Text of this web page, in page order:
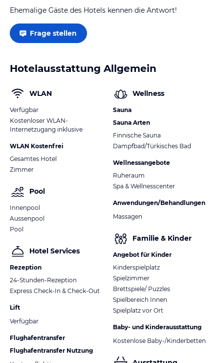
Ehemalige Gäste des Hotels kennen die Antwort!
Frage stellen
Hotelausstattung Allgemein
WLAN
Verfügbar
Kostenloser WLAN-
Internetzugang inklusive
WLAN Kostenfrei
Gesamtes Hotel
Zimmer
Pool
Innenpool
Aussenpool
Pool
Hotel Services
Rezeption
24-Stunden-Rezeption
Express Check-In & Check-Out
Lift
Verfügbar
Flughafentransfer
Flughafentransfer Nutzung
Wellness
Sauna
Sauna Arten
Finnische Sauna
Dampfbad/Türkisches Bad
Wellnessangebote
Ruheraum
Spa & Wellnesscenter
Anwendungen/Behandlungen
Massagen
Familie & Kinder
Angebot für Kinder
Kinderspielplatz
Spielzimmer
Brettspiele/ Puzzles
Spielbereich Innen
Spielplatz vor Ort
Baby- und Kinderausstattung
Kostenlose Baby-/Kinderbetten